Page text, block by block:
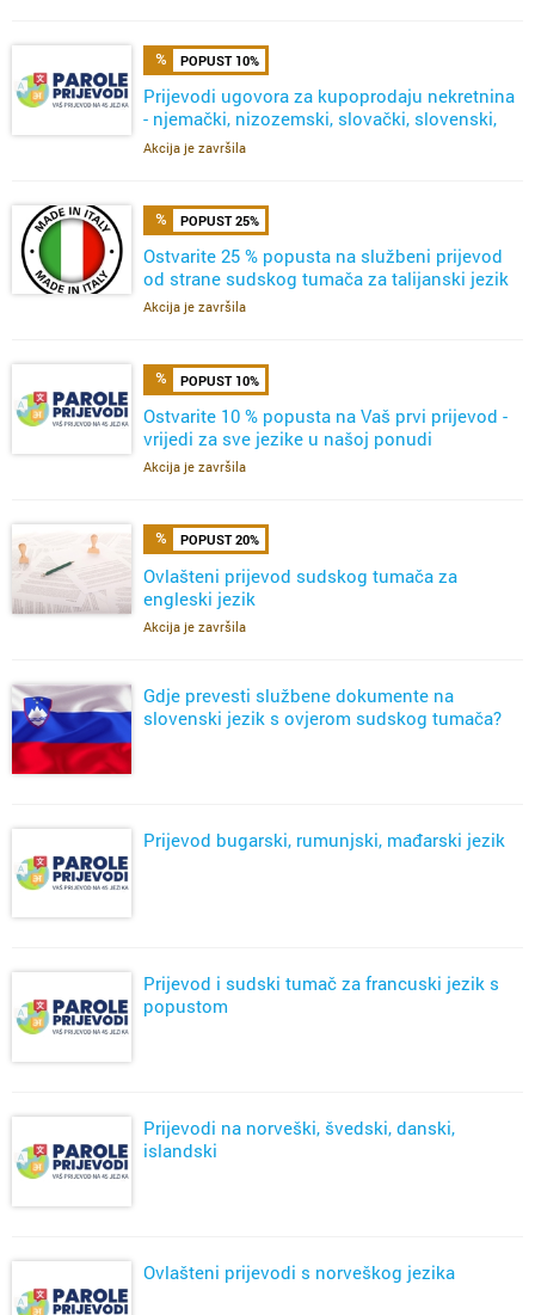
POPUST 10%
Prijevodi ugovora za kupoprodaju nekretnina
- njemački, nizozemski, slovački, slovenski,
talijanski
Akcija je završila
POPUST 25%
Ostvarite 25 % popusta na službeni prijevod
od strane sudskog tumača za talijanski jezik
Akcija je završila
POPUST 10%
Ostvarite 10 % popusta na Vaš prvi prijevod -
vrijedi za sve jezike u našoj ponudi
Akcija je završila
POPUST 20%
Ovlašteni prijevod sudskog tumača za
engleski jezik
Akcija je završila
Gdje prevesti službene dokumente na
slovenski jezik s ovjerom sudskog tumača?
Prijevod bugarski, rumunjski, mađarski jezik
Prijevod i sudski tumač za francuski jezik s
popustom
Prijevodi na norveški, švedski, danski,
islandski
Ovlašteni prijevodi s norveškog jezika